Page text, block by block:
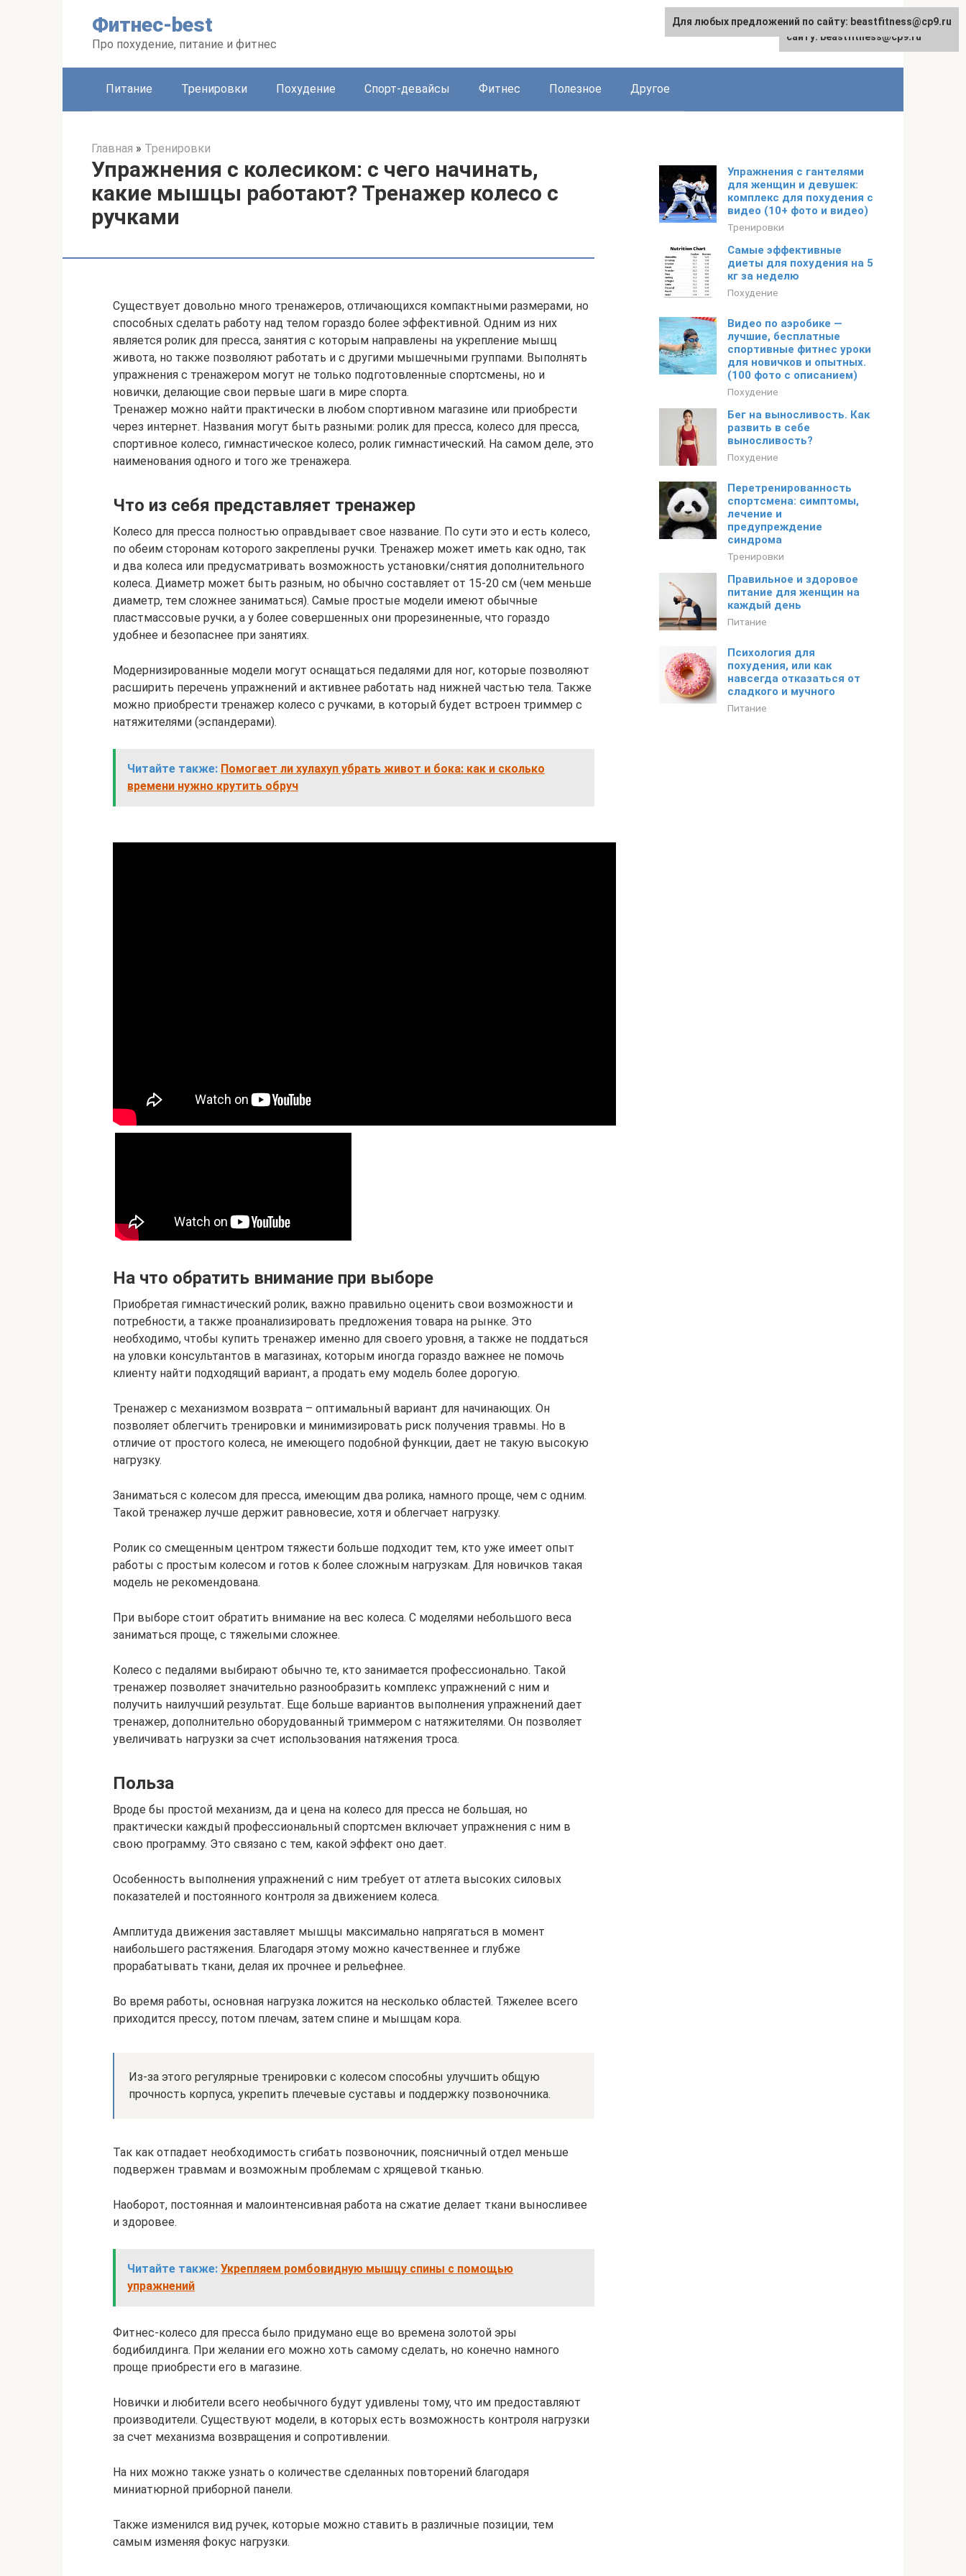
Фитнес-best
Про похудение, питание и фитнес
Питание Тренировки Похудение Спорт-девайсы Фитнес Полезное Другое
Главная » Тренировки
Упражнения с колесиком: с чего начинать,
какие мышцы работают? Тренажер колесо с
ручками
Существует довольно много тренажеров, отличающихся компактными размерами, но
способных сделать работу над телом гораздо более эффективной. Одним из них
является ролик для пресса, занятия с которым направлены на укрепление мышц
живота, но также позволяют работать и с другими мышечными группами. Выполнять
упражнения с тренажером могут не только подготовленные спортсмены, но и
новички, делающие свои первые шаги в мире спорта.
Тренажер можно найти практически в любом спортивном магазине или приобрести
через интернет. Названия могут быть разными: ролик для пресса, колесо для пресса,
спортивное колесо, гимнастическое колесо, ролик гимнастический. На самом деле, это
наименования одного и того же тренажера.
Что из себя представляет тренажер
Колесо для пресса полностью оправдывает свое название. По сути это и есть колесо,
по обеим сторонам которого закреплены ручки. Тренажер может иметь как одно, так
и два колеса или предусматривать возможность установки/снятия дополнительного
колеса. Диаметр может быть разным, но обычно составляет от 15-20 см (чем меньше
диаметр, тем сложнее заниматься). Самые простые модели имеют обычные
пластмассовые ручки, а у более совершенных они прорезиненные, что гораздо
удобнее и безопаснее при занятиях.
Модернизированные модели могут оснащаться педалями для ног, которые позволяют
расширить перечень упражнений и активнее работать над нижней частью тела. Также
можно приобрести тренажер колесо с ручками, в который будет встроен триммер с
натяжителями (эспандерами).
Читайте также: Помогает ли хулахуп убрать живот и бока: как и сколько
времени нужно крутить обруч
На что обратить внимание при выборе
Приобретая гимнастический ролик, важно правильно оценить свои возможности и
потребности, а также проанализировать предложения товара на рынке. Это
необходимо, чтобы купить тренажер именно для своего уровня, а также не поддаться
на уловки консультантов в магазинах, которым иногда гораздо важнее не помочь
клиенту найти подходящий вариант, а продать ему модель более дорогую.
Тренажер с механизмом возврата – оптимальный вариант для начинающих. Он
позволяет облегчить тренировки и минимизировать риск получения травмы. Но в
отличие от простого колеса, не имеющего подобной функции, дает не такую высокую
нагрузку.
Заниматься с колесом для пресса, имеющим два ролика, намного проще, чем с одним.
Такой тренажер лучше держит равновесие, хотя и облегчает нагрузку.
Ролик со смещенным центром тяжести больше подходит тем, кто уже имеет опыт
работы с простым колесом и готов к более сложным нагрузкам. Для новичков такая
модель не рекомендована.
При выборе стоит обратить внимание на вес колеса. С моделями небольшого веса
заниматься проще, с тяжелыми сложнее.
Колесо с педалями выбирают обычно те, кто занимается профессионально. Такой
тренажер позволяет значительно разнообразить комплекс упражнений с ним и
получить наилучший результат. Еще больше вариантов выполнения упражнений дает
тренажер, дополнительно оборудованный триммером с натяжителями. Он позволяет
увеличивать нагрузки за счет использования натяжения троса.
Польза
Вроде бы простой механизм, да и цена на колесо для пресса не большая, но
практически каждый профессиональный спортсмен включает упражнения с ним в
свою программу. Это связано с тем, какой эффект оно дает.
Особенность выполнения упражнений с ним требует от атлета высоких силовых
показателей и постоянного контроля за движением колеса.
Амплитуда движения заставляет мышцы максимально напрягаться в момент
наибольшего растяжения. Благодаря этому можно качественнее и глубже
прорабатывать ткани, делая их прочнее и рельефнее.
Во время работы, основная нагрузка ложится на несколько областей. Тяжелее всего
приходится прессу, потом плечам, затем спине и мышцам кора.
Из-за этого регулярные тренировки с колесом способны улучшить общую
прочность корпуса, укрепить плечевые суставы и поддержку позвоночника.
Так как отпадает необходимость сгибать позвоночник, поясничный отдел меньше
подвержен травмам и возможным проблемам с хрящевой тканью.
Наоборот, постоянная и малоинтенсивная работа на сжатие делает ткани выносливее
и здоровее.
Читайте также: Укрепляем ромбовидную мышцу спины с помощью
упражнений
Фитнес-колесо для пресса было придумано еще во времена золотой эры
бодибилдинга. При желании его можно хоть самому сделать, но конечно намного
проще приобрести его в магазине.
Новички и любители всего необычного будут удивлены тому, что им предоставляют
производители. Существуют модели, в которых есть возможность контроля нагрузки
за счет механизма возвращения и сопротивлении.
На них можно также узнать о количестве сделанных повторений благодаря
миниатюрной приборной панели.
Также изменился вид ручек, которые можно ставить в различные позиции, тем
самым изменяя фокус нагрузки.
Упражнения с гантелями
для женщин и девушек:
комплекс для похудения с
видео (10+ фото и видео)
Тренировки
Самые эффективные
диеты для похудения на 5
кг за неделю
Похудение
Видео по аэробике —
лучшие, бесплатные
спортивные фитнес уроки
для новичков и опытных.
(100 фото с описанием)
Похудение
Бег на выносливость. Как
развить в себе
выносливость?
Похудение
Перетренированность
спортсмена: симптомы,
лечение и
предупреждение
синдрома
Тренировки
Правильное и здоровое
питание для женщин на
каждый день
Питание
Психология для
похудения, или как
навсегда отказаться от
сладкого и мучного
Питание
Для любых предложений по
сайту: beastfitness@cp9.ru
Для любых предложений по сайту: beastfitness@cp9.ru